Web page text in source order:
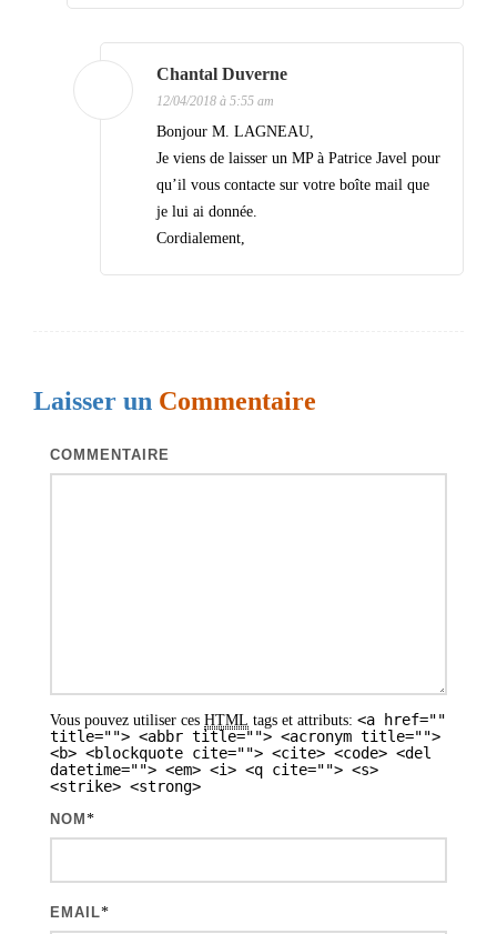
Chantal Duverne
12/04/2018 à 5:55 am
Bonjour M. LAGNEAU,
Je viens de laisser un MP à Patrice Javel pour
qu’il vous contacte sur votre boîte mail que
je lui ai donnée.
Cordialement,
Laisser un Commentaire
COMMENTAIRE
Vous pouvez utiliser ces HTML tags et attributs: <a href=""
title=""> <abbr title=""> <acronym title="">
<b> <blockquote cite=""> <cite> <code> <del
datetime=""> <em> <i> <q cite=""> <s>
<strike> <strong>
NOM *
EMAIL*